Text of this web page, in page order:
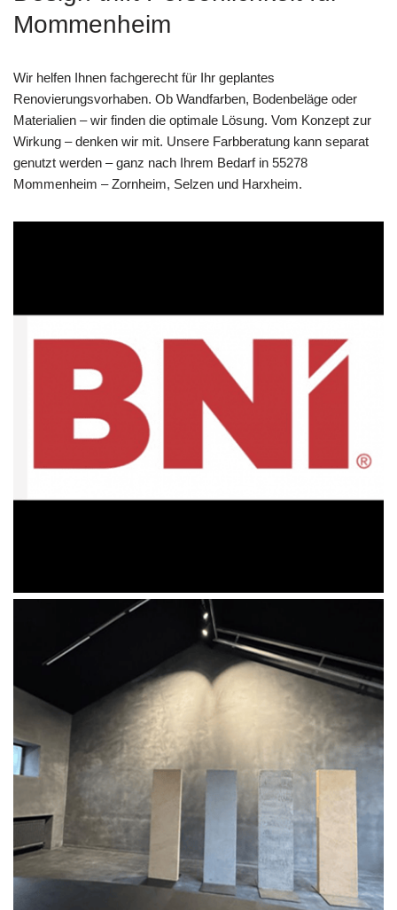
Mommenheim
Wir helfen Ihnen fachgerecht für Ihr geplantes
Renovierungsvorhaben. Ob Wandfarben, Bodenbeläge oder
Materialien – wir finden die optimale Lösung. Vom Konzept zur
Wirkung – denken wir mit. Unsere Farbberatung kann separat
genutzt werden – ganz nach Ihrem Bedarf in 55278
Mommenheim – Zornheim, Selzen und Harxheim.